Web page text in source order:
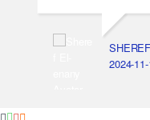
2024-11-